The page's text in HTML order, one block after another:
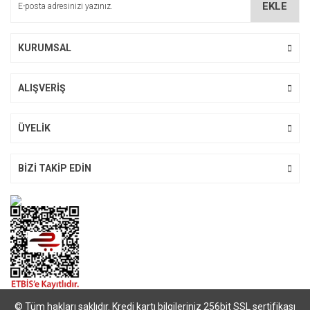
EKLE
KURUMSAL
ALIŞVERİŞ
ÜYELİK
BİZİ TAKİP EDİN
© Tüm hakları saklıdır. Kredi kartı bilgileriniz 256bit SSL sertifikası